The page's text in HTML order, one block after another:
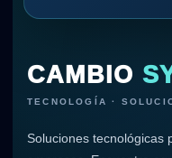
CAMBIO
TECNOLOGÍA ·
Soluciones tecnológicas